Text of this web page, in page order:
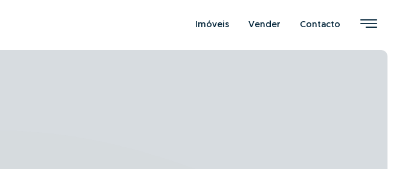
Imóveis Vender Contacto